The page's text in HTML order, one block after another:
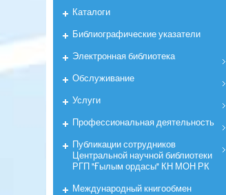
Каталоги
Библиографические указатели
Электронная библиотека
Обслуживание
Услуги
Профессиональная деятельность
Публикации сотрудников
Центральной научной библиотеки
РГП "Ғылым ордасы" КН МОН РК
Международный книгообмен